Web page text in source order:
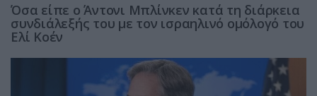
Όσα είπε ο Άντονι Μπλίνκεν κατά τη διάρκεια
συνδιάλεξής του με τον ισραηλινό ομόλογό του
Ελί Κοέν